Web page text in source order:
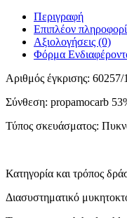
Περιγραφή
Επιπλέον
Αξιολογήσεις (0)
Φόρμα
Αριθμός έγκρισης:
Σύνθεση: propamocarb
Τύπος σκευάσματος:
Κατηγορία και τρόπος
Διασυστηματικό